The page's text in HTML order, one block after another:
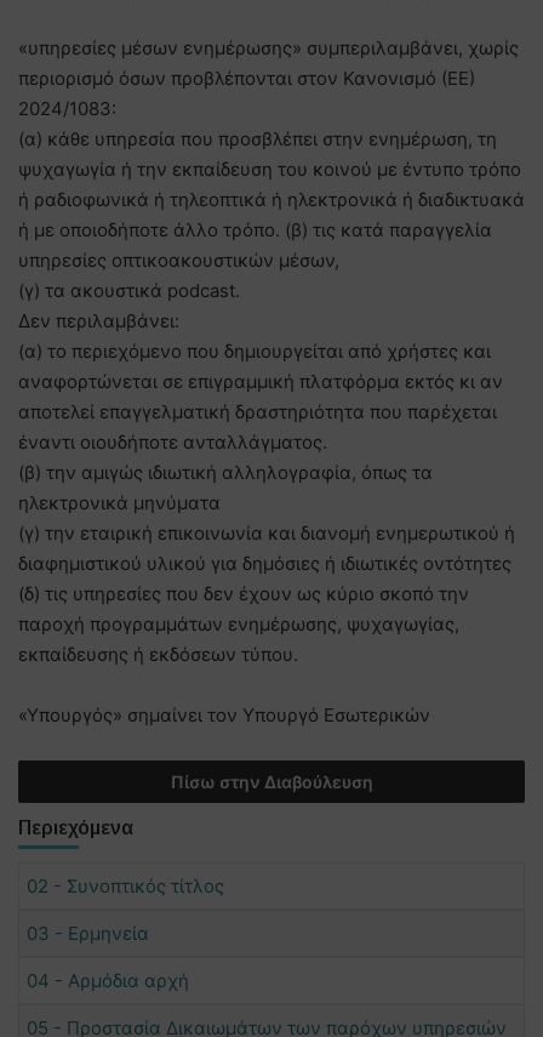
«υπηρεσίες μέσων ενημέρωσης» συμπεριλαμβάνει, χωρίς
περιορισμό όσων προβλέπονται στον Κανονισμό (ΕΕ)
2024/1083:
(α) κάθε υπηρεσία που προσβλέπει στην ενημέρωση, τη
ψυχαγωγία ή την εκπαίδευση του κοινού με έντυπο τρόπο
ή ραδιοφωνικά ή τηλεοπτικά ή ηλεκτρονικά ή διαδικτυακά
ή με οποιοδήποτε άλλο τρόπο. (β) τις κατά παραγγελία
υπηρεσίες οπτικοακουστικών μέσων,
(γ) τα ακουστικά podcast.
Δεν περιλαμβάνει:
(α) το περιεχόμενο που δημιουργείται από χρήστες και
αναφορτώνεται σε επιγραμμική πλατφόρμα εκτός κι αν
αποτελεί επαγγελματική δραστηριότητα που παρέχεται
έναντι οιουδήποτε ανταλλάγματος.
(β) την αμιγώς ιδιωτική αλληλογραφία, όπως τα
ηλεκτρονικά μηνύματα
(γ) την εταιρική επικοινωνία και διανομή ενημερωτικού ή
διαφημιστικού υλικού για δημόσιες ή ιδιωτικές οντότητες
(δ) τις υπηρεσίες που δεν έχουν ως κύριο σκοπό την
παροχή προγραμμάτων ενημέρωσης, ψυχαγωγίας,
εκπαίδευσης ή εκδόσεων τύπου.
«Υπουργός» σημαίνει τον Υπουργό Εσωτερικών
Πίσω στην Διαβούλευση
Περιεχόμενα
02 - Συνοπτικός τίτλος
03 - Ερμηνεία
04 - Αρμόδια αρχή
05 - Προστασία Δικαιωμάτων των παρόχων υπηρεσιών